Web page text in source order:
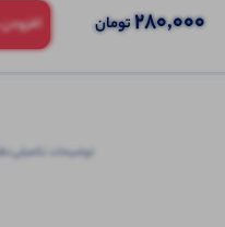
280,000تومان
توضیحات تکمیلی